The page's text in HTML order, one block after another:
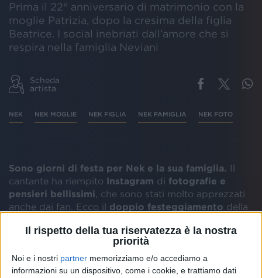
Il rispetto della tua riservatezza è la nostra
priorità
Noi e i nostri partner memorizziamo e/o accediamo a
informazioni su un dispositivo, come i cookie, e trattiamo dati
Prima il 22° anniversario di matrimonio con la
moglie Patrizia, dopo la cresima della figlia
Beatrice. I social inebriati dall’amore che si
respira nella famiglia Neviani
Scheda
artista
NEK NEK MOGLIE NEK FIGLIA NEK FAMIGLIA NEK FOTO
Sono giorni di festa per Nek e la sua famiglia. Il
cantante ha riempito Instagram di fotografie e
pensieri bellissimi , che sono stati molto apprezzati
anche dai fan. Ecco il doppio festeggiamento della
si è ritrovato a celebrare
importanti ricorrenze. Laprima , in ordine di tempo,
è stata l’anniversario di matrimonio. Lui e lamoglie